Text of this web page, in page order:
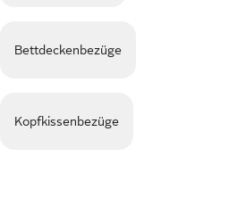
Bettdeckenbezüge
Kopfkissenbezüge